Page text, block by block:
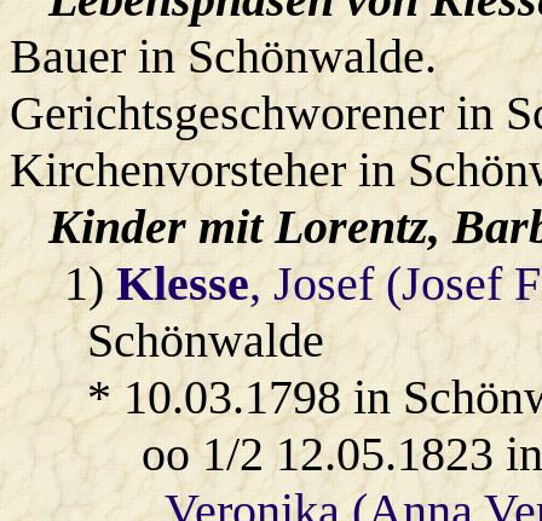
Bauer in Schönwalde.
Gerichtsgeschworener in
Kirchenvorsteher in
Kinder mit Lorentz,
1)Klesse, Josef (Josef
Schönwalde
* 10.03.1798 in
oo 1/2 12.05.1823